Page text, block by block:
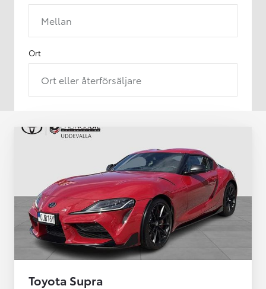
Mellan
Ort
Ort eller återförsäljare
Toyota Supra